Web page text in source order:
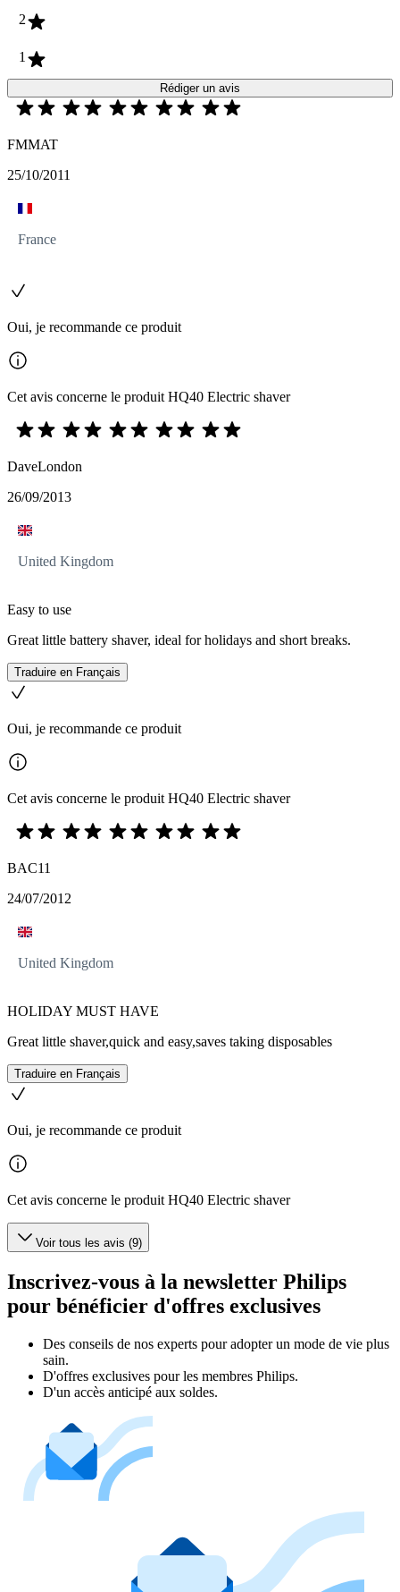
2
1
Rédiger un avis
FMMAT
25/10/2011
France
Oui, je recommande ce produit
Cet avis concerne le produit HQ40 Electric shaver
DaveLondon
26/09/2013
United Kingdom
Easy to use
Great little battery shaver, ideal for holidays and short breaks.
Traduire en Français
Oui, je recommande ce produit
Cet avis concerne le produit HQ40 Electric shaver
BAC11
24/07/2012
United Kingdom
HOLIDAY MUST HAVE
Great little shaver,quick and easy,saves taking disposables
Traduire en Français
Oui, je recommande ce produit
Cet avis concerne le produit HQ40 Electric shaver
Voir tous les avis (9)
Inscrivez-vous à la newsletter Philips
pour bénéficier d'offres exclusives
Des conseils de nos experts pour adopter un mode de vie plus
sain.
D'offres exclusives pour les membres Philips.
D'un accès anticipé aux soldes.